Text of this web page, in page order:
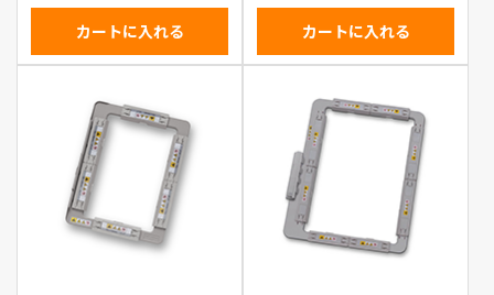
カートに入れる カートに入れる